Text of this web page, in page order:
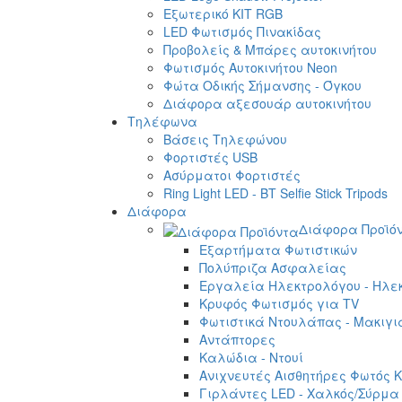
Εξωτερικό ΚΙΤ RGB
LED Φωτισμός Πινακίδας
Προβολείς & Μπάρες αυτοκινήτου
Φωτισμός Αυτοκινήτου Neon
Φώτα Οδικής Σήμανσης - Όγκου
Διάφορα αξεσουάρ αυτοκινήτου
Τηλέφωνα
Βάσεις Τηλεφώνου
Φορτιστές USB
Ασύρματοι Φορτιστές
Ring Light LED - BT Selfie Stick Tripods
Διάφορα
Διάφορα
Εξαρτήματα Φωτιστικών
Πολύπριζα Ασφαλείας
Εργαλεία Ηλεκτρολόγου -
Κρυφός Φωτισμός για TV
Φωτιστικά Ντουλάπας -
Αντάπτορες
Καλώδια - Ντουί
Ανιχνευτές Αισθητήρες Φωτός
Γιρλάντες LED - Χαλκός/Σύρμα